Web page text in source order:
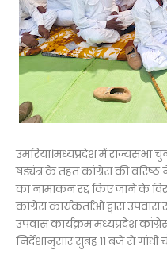
उमरिया।मध्यप्रदेश में
षड्यंत्र के तहत कांग्रेस की वरिष्ठ
का नामांकन रद्द किए जाने के
कांग्रेस कार्यकर्ताओं द्वारा
उपवास कार्यक्रम मध्यप्रदेश
निर्देशानुसार सुबह 11 बजे से